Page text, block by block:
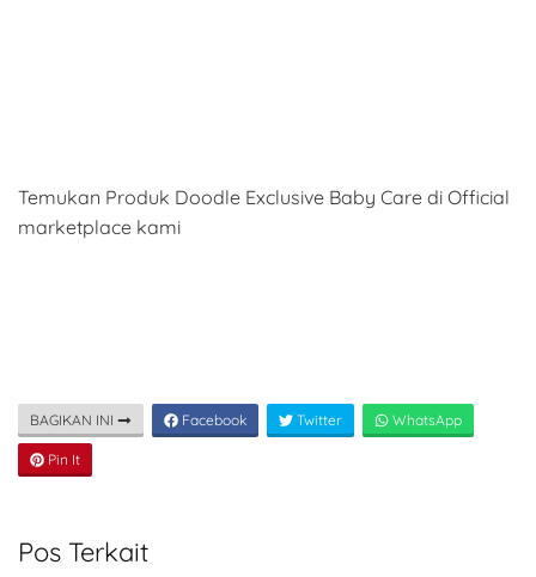
Temukan Produk Doodle Exclusive Baby Care di Official
marketplace kami
BAGIKAN INI Facebook Twitter WhatsApp
Pin It
Pos Terkait